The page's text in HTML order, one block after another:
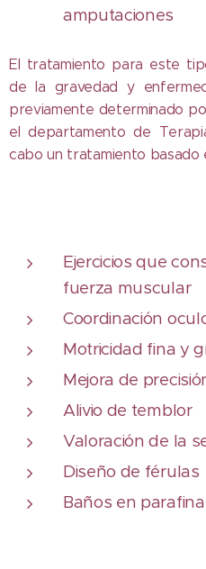
amputaciones
El tratamiento para este
de la gravedad y
previamente determinado
el departamento de
cabo un tratamiento basado
Ejercicios que
fuerza muscular
Coordinación
Motricidad fina y
Mejora de
Alivio de temblor
Valoración de la
Diseño de férulas
Baños en parafina